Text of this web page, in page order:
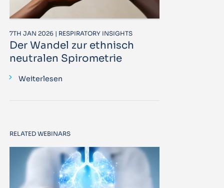
7TH JAN 2026 | RESPIRATORY INSIGHTS
Der Wandel zur ethnisch
neutralen Spirometrie
Weiterlesen
RELATED WEBINARS